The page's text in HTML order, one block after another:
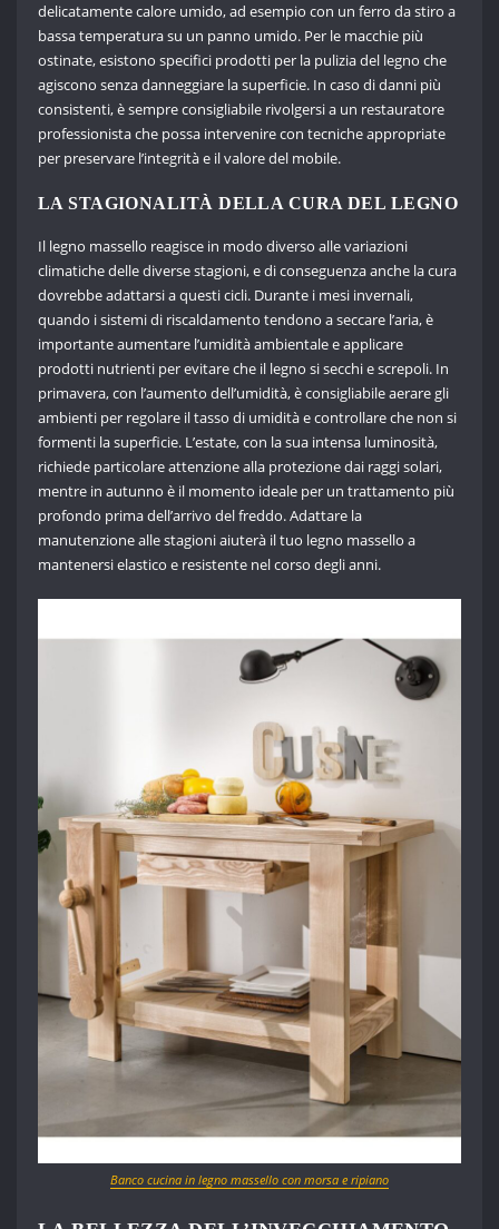
delicatamente calore umido, ad esempio con un ferro da stiro a
bassa temperatura su un panno umido. Per le macchie più
ostinate, esistono specifici prodotti per la pulizia del legno che
agiscono senza danneggiare la superficie. In caso di danni più
consistenti, è sempre consigliabile rivolgersi a un restauratore
professionista che possa intervenire con tecniche appropriate
per preservare l’integrità e il valore del mobile.
LA STAGIONALITÀ DELLA CURA DEL LEGNO
Il legno massello reagisce in modo diverso alle variazioni
climatiche delle diverse stagioni, e di conseguenza anche la cura
dovrebbe adattarsi a questi cicli. Durante i mesi invernali,
quando i sistemi di riscaldamento tendono a seccare l’aria, è
importante aumentare l’umidità ambientale e applicare
prodotti nutrienti per evitare che il legno si secchi e screpoli. In
primavera, con l’aumento dell’umidità, è consigliabile aerare gli
ambienti per regolare il tasso di umidità e controllare che non si
formenti la superficie. L’estate, con la sua intensa luminosità,
richiede particolare attenzione alla protezione dai raggi solari,
mentre in autunno è il momento ideale per un trattamento più
profondo prima dell’arrivo del freddo. Adattare la
manutenzione alle stagioni aiuterà il tuo legno massello a
mantenersi elastico e resistente nel corso degli anni.
Banco cucina in legno massello con morsa e ripiano